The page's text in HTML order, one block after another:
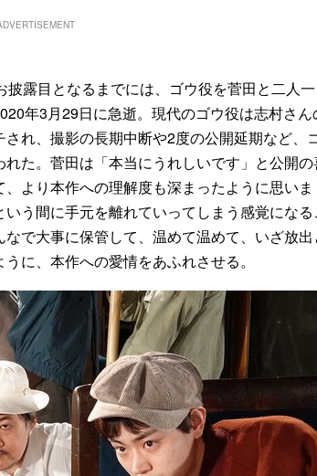
露目となるまでには、ゴウ役を菅田と二人一
年3月29日に急逝。現代のゴウ役は志村さん
れ、撮影の長期中断や2度の公開延期など、
た。菅田は「本当にうれしいです」と公開
より本作への理解度も深まったように思いま
う間に手元を離れていってしまう感覚になる
で大事に保管して、温めて温めて、いざ放出
に、本作への愛情をあふれさせる。